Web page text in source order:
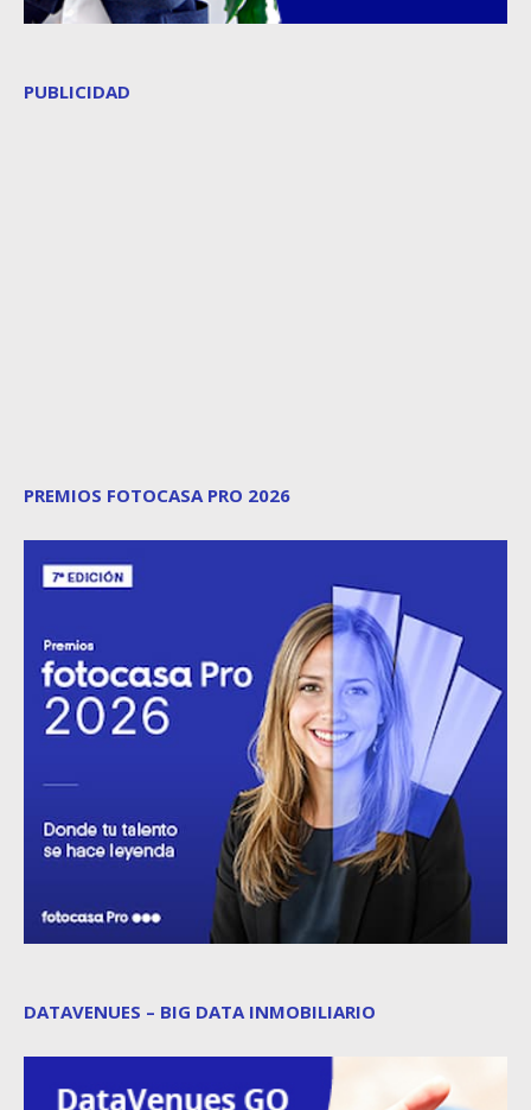
PUBLICIDAD
PREMIOS FOTOCASA PRO 2026
DATAVENUES – BIG DATA INMOBILIARIO